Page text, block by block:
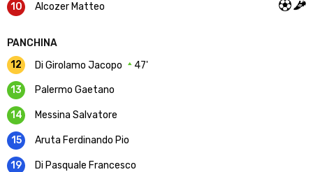
10 Alcozer Matteo
PANCHINA
12
Di Girolamo Jacopo 47'
13 Palermo Gaetano
14 Messina Salvatore
15 Aruta Ferdinando Pio
19 Di Pasquale Francesco